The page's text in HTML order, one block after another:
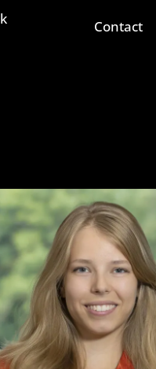
Contact